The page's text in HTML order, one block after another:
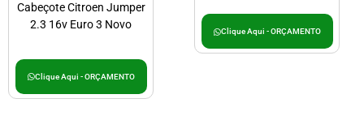
Cabeçote Citroen Jumper
2.3 16v Euro 3 Novo
Clique Aqui - ORÇAMENTO
Clique Aqui - ORÇAMENTO